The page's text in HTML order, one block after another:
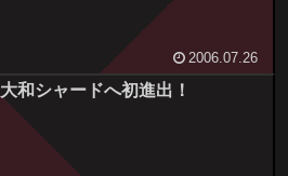
2006.07.26
大和シャードへ初進出！